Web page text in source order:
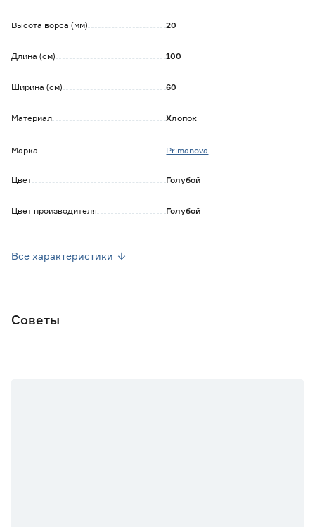
Высота ворса (мм) 20
Длина (см) 100
Ширина (см) 60
Материал Хлопок
Марка Primanova
Цвет Голубой
Цвет производителя Голубой
Все характеристики
Советы